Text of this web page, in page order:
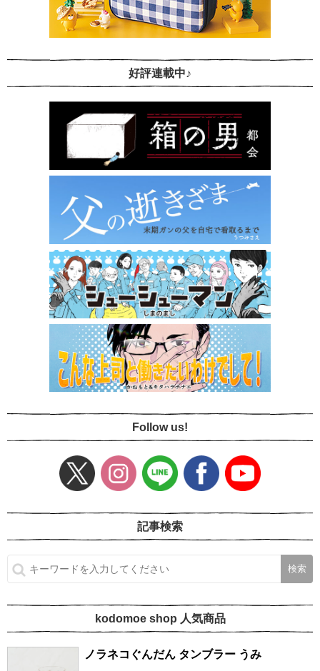
好評連載中♪
Follow us!
記事検索
kodomoe shop 人気商品
ノラネコぐんだん タンブラー うみ